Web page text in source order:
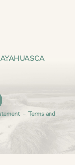
AYAHUASCA
– Terms and